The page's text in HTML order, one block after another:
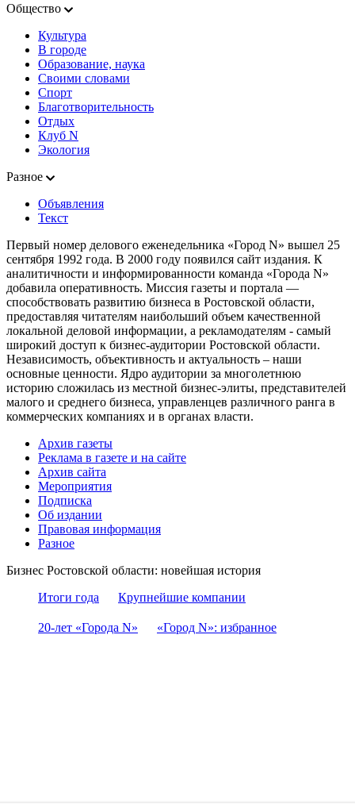
Общество
Культура
В городе
Образование, наука
Своими словами
Спорт
Благотворительность
Отдых
Клуб N
Экология
Разное
Объявления
Текст
Первый номер делового еженедельника «Город N» вышел 25
сентября 1992 года. В 2000 году появился сайт издания. К
аналитичности и информированности команда «Города N»
добавила оперативность. Миссия газеты и портала —
способствовать развитию бизнеса в Ростовской области,
предоставляя читателям наибольший объем качественной
локальной деловой информации, а рекламодателям - самый
широкий доступ к бизнес-аудитории Ростовской области.
Независимость, объективность и актуальность – наши
основные ценности. Ядро аудитории за многолетнюю
историю сложилась из местной бизнес-элиты, представителей
малого и среднего бизнеса, управленцев различного ранга в
коммерческих компаниях и в органах власти.
Архив газеты
Реклама в газете и на сайте
Архив сайта
Мероприятия
Подписка
Об издании
Правовая информация
Разное
Бизнес Ростовской области: новейшая история
Итоги года
Крупнейшие компании
20-лет «Города N» «Город N»: избранное